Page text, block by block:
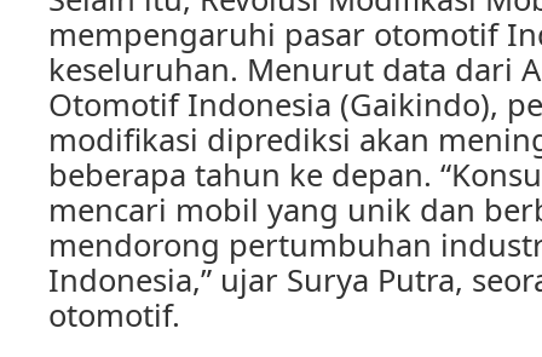
mempengaruhi pasar otomotif
keseluruhan. Menurut data dari
Otomotif Indonesia (Gaikindo),
modifikasi diprediksi akan
beberapa tahun ke depan.
mencari mobil yang unik dan
mendorong pertumbuhan
Indonesia,” ujar Surya Putra,
otomotif.